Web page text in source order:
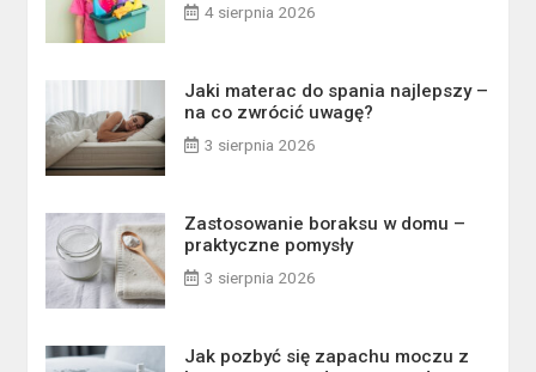
4 sierpnia 2026
Jaki materac do spania najlepszy –
na co zwrócić uwagę?
3 sierpnia 2026
Zastosowanie boraksu w domu –
praktyczne pomysły
3 sierpnia 2026
Jak pozbyć się zapachu moczu z